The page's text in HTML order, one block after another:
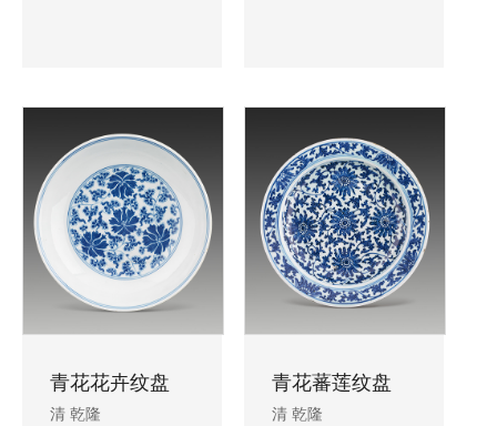
青花花卉纹盘
清 乾隆
青花蕃莲纹盘
清 乾隆